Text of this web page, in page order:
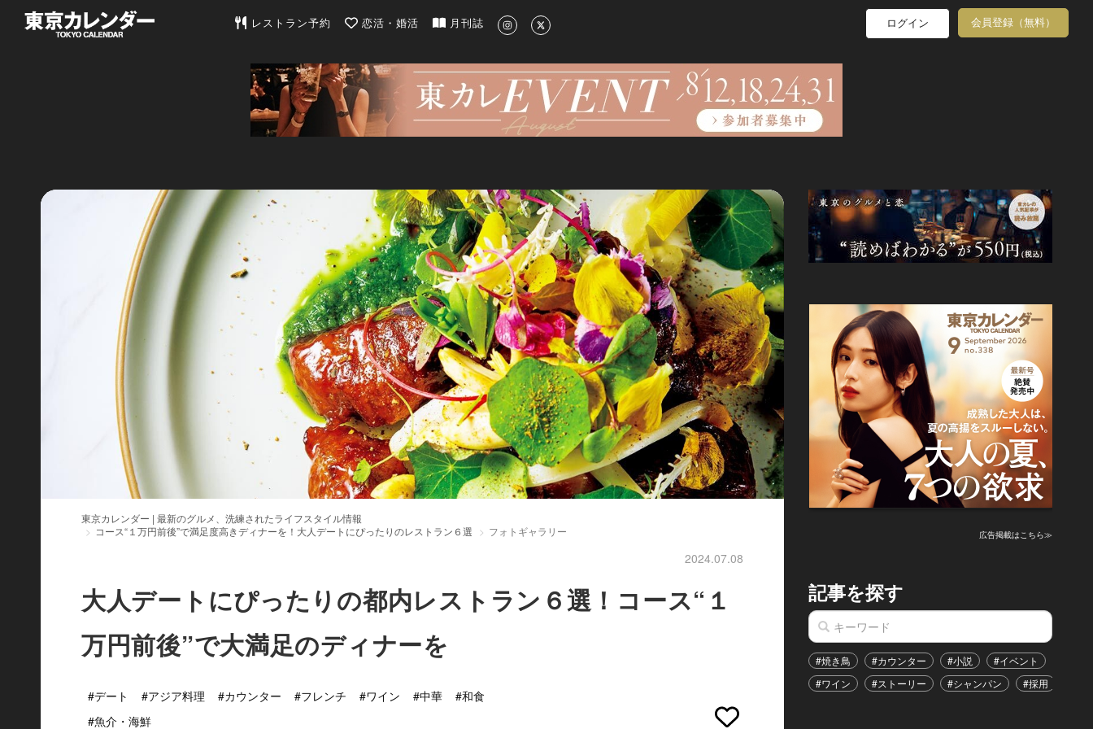
東京カレンダー | 最新のグルメ、洗練されたライフスタイル情報
レストラン予約 恋活・婚活 月刊誌 ログイン 会員登録（無料）
東京カレンダー | 最新のグルメ、洗練されたライフスタイル情報
コース“１万円前後”で満足度高きディナーを！大人デートにぴったりのレストラン６選
フォトギャラリー
2024.07.08
大人デートにぴったりの都内レストラン６選！コース“１
万円前後”で大満足のディナーを
#デート #アジア料理 #カウンター #フレンチ #ワイン #中華
#和食
#魚介・海鮮
広告掲載はこちら≫
記事を探す
#焼き鳥 #カウンター #小説 #イベント
#ワイン
#ストーリー #シャンパン #採用